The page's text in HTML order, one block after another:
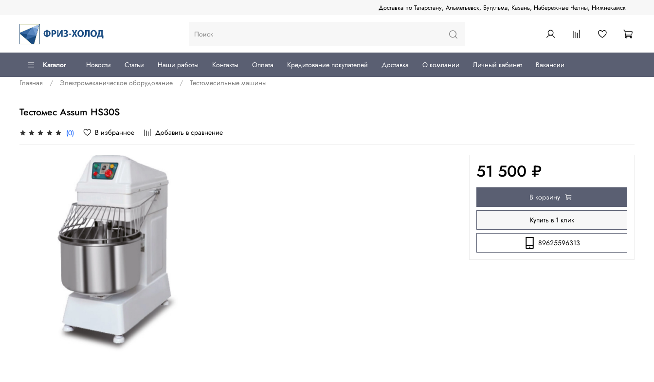
Доставка по Татарстану, Альметьевск, Бугульма, Казань, Набережные Челны, Нижнекамск
Каталог Новости Статьи Наши работы Контакты Оплата Кредитование покупателей Доставка О компании Личный кабинет
Вакансии
Главная
Электромеханическое оборудование Тестомесильные машины
Тестомес Assum HS30S
(0) В избранное Добавить в сравнение
51 500 ₽
В корзину
Купить в 1 клик
89625596313